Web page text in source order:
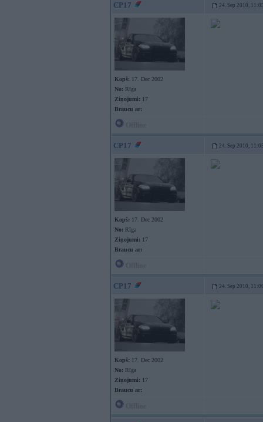
CP17 24. Sep 2010,
Kopš: 17. Dec 2002
No: Rīga
Ziņojumi: 17
Braucu ar:
CP17 24. Sep 2010,
Kopš: 17. Dec 2002
No: Rīga
Ziņojumi: 17
Braucu ar:
CP17 24. Sep 2010,
Kopš: 17. Dec 2002
No: Rīga
Ziņojumi: 17
Braucu ar: